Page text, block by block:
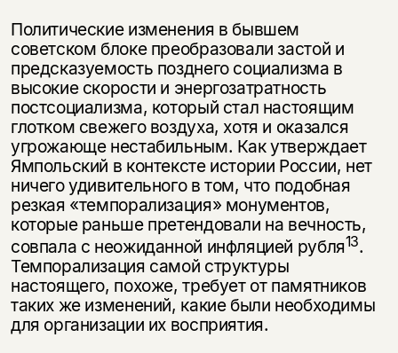
Политические изменения в бывшем
советском блоке преобразовали за­стой и
предсказуемость позднего социализма в
высокие скорости и энерго­затратность
постсоциализма, который стал настоящим
глотком свежего воз­духа, хотя и оказался
угрожающе нестабильным. Как утверждает
Ямпольский в контексте истории России, нет
ничего удивительного в том, что по­добная
резкая «темпорализация» монументов,
которые раньше претендовали на вечность,
совпала с неожиданной инфляцией рубля13.
Темпорализация са­мой структуры
настоящего, похоже, требует от памятников
таких же изме­нений, какие были необходимы
для организации их восприятия.